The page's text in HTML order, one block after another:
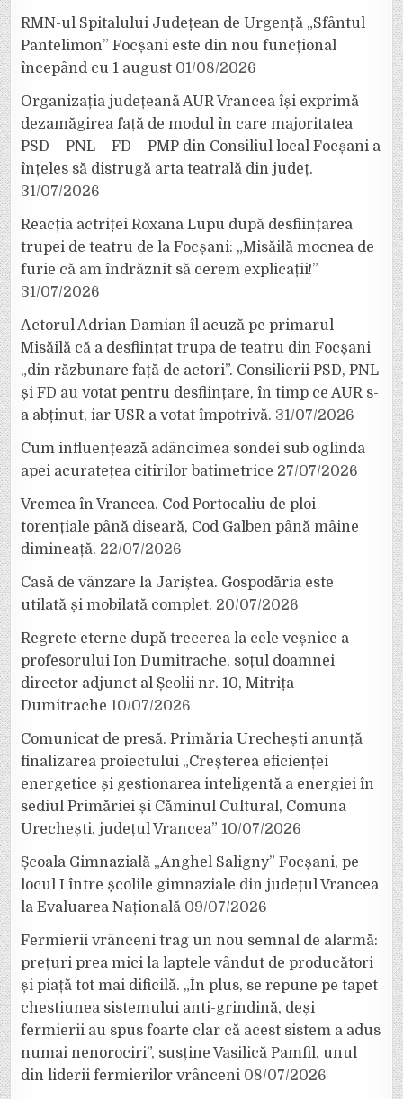
RMN-ul Spitalului Județean de Urgență „Sfântul
Pantelimon” Focșani este din nou funcțional
începând cu 1 august 01/08/2026
Organizația județeană AUR Vrancea își exprimă
dezamăgirea față de modul în care majoritatea
PSD – PNL – FD – PMP din Consiliul local Focșani a
înțeles să distrugă arta teatrală din județ.
31/07/2026
Reacția actriței Roxana Lupu după desființarea
trupei de teatru de la Focșani: „Misăilă mocnea de
furie că am îndrăznit să cerem explicații!”
31/07/2026
Actorul Adrian Damian îl acuză pe primarul
Misăilă că a desființat trupa de teatru din Focșani
„din răzbunare față de actori”. Consilierii PSD, PNL
și FD au votat pentru desființare, în timp ce AUR s-
a abținut, iar USR a votat împotrivă. 31/07/2026
Cum influențează adâncimea sondei sub oglinda
apei acuratețea citirilor batimetrice 27/07/2026
Vremea în Vrancea. Cod Portocaliu de ploi
torențiale până diseară, Cod Galben până mâine
dimineață. 22/07/2026
Casă de vânzare la Jariștea. Gospodăria este
utilată și mobilată complet. 20/07/2026
Regrete eterne după trecerea la cele veșnice a
profesorului Ion Dumitrache, soțul doamnei
director adjunct al Școlii nr. 10, Mitrița
Dumitrache 10/07/2026
Comunicat de presă. Primăria Urechești anunță
finalizarea proiectului „Creșterea eficienței
energetice și gestionarea inteligentă a energiei în
sediul Primăriei și Căminul Cultural, Comuna
Urechești, județul Vrancea” 10/07/2026
Școala Gimnazială „Anghel Saligny” Focșani, pe
locul I între școlile gimnaziale din județul Vrancea
la Evaluarea Națională 09/07/2026
Fermierii vrânceni trag un nou semnal de alarmă:
prețuri prea mici la laptele vândut de producători
și piață tot mai dificilă. „În plus, se repune pe tapet
chestiunea sistemului anti-grindină, deși
fermierii au spus foarte clar că acest sistem a adus
numai nenorociri”, susține Vasilică Pamfil, unul
din liderii fermierilor vrânceni 08/07/2026